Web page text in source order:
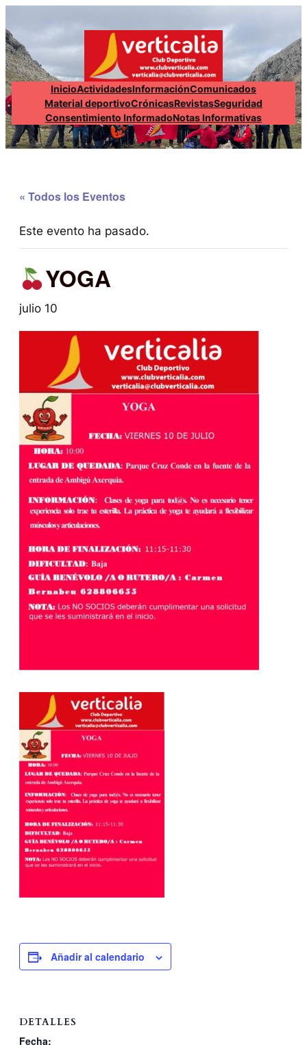
InicioActividadesInformaciónComunicados
Material deportivoCrónicasRevistasSeguridad
Consentimiento InformadoNotas Informativas
« Todos los Eventos
Este evento ha pasado.
YOGA
julio 10
Añadir al calendario
DETALLES
Fecha: